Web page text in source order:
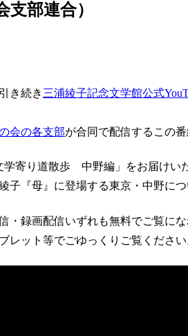
部連合）
き続き 三浦綾子記念文学館公式
会の各支部が合同で配信するこの
寄り道散歩 中野編」をお届けい
子『母』に登場する東京・中野に
・録画配信いずれも無料でご覧にな
レット等でごゆっくりご覧ください